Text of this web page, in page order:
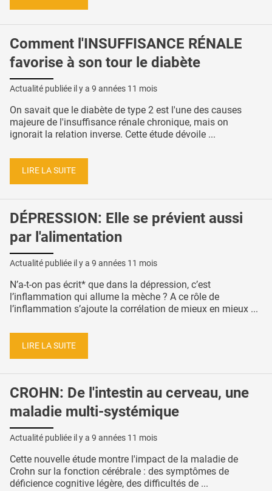
Comment l'INSUFFISANCE RÉNALE
favorise à son tour le diabète
Actualité publiée il y a 9 années 11 mois
On savait que le diabète de type 2 est l'une des causes
majeure de l'insuffisance rénale chronique, mais on
ignorait la relation inverse. Cette étude dévoile ...
LIRE LA SUITE
DÉPRESSION: Elle se prévient aussi
par l'alimentation
Actualité publiée il y a 9 années 11 mois
N’a-t-on pas écrit* que dans la dépression, c’est
l’inflammation qui allume la mèche ? A ce rôle de
l’inflammation s’ajoute la corrélation de mieux en mieux ...
LIRE LA SUITE
CROHN: De l'intestin au cerveau, une
maladie multi-systémique
Actualité publiée il y a 9 années 11 mois
Cette nouvelle étude montre l'impact de la maladie de
Crohn sur la fonction cérébrale : des symptômes de
déficience cognitive légère, des difficultés de ...